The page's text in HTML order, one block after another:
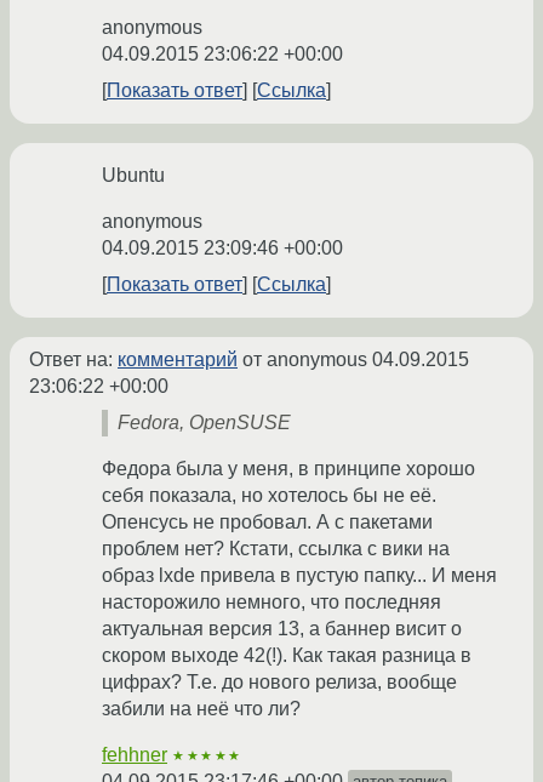
anonymous
04.09.2015 23:06:22 +00:00
Показать ответ
Ссылка
Ubuntu
anonymous
04.09.2015 23:09:46 +00:00
Показать ответ
Ссылка
Ответ на: комментарий от anonymous 04.09.2015
23:06:22 +00:00
Fedora, OpenSUSE
Федора была у меня, в принципе хорошо
себя показала, но хотелось бы не её.
Опенсусь не пробовал. А с пакетами
проблем нет? Кстати, ссылка с вики на
образ lxde привела в пустую папку... И меня
насторожило немного, что последняя
актуальная версия 13, а баннер висит о
скором выходе 42(!). Как такая разница в
цифрах? Т.е. до нового релиза, вообще
забили на неё что ли?
fehhner ★★★★★